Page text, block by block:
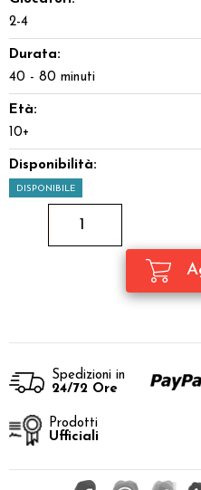
2-4
Durata:
40 - 80 minuti
Età:
10+
Disponibilità:
DISPONIBILE
Spedizioni in
24/72 Ore
Prodotti
Ufficiali